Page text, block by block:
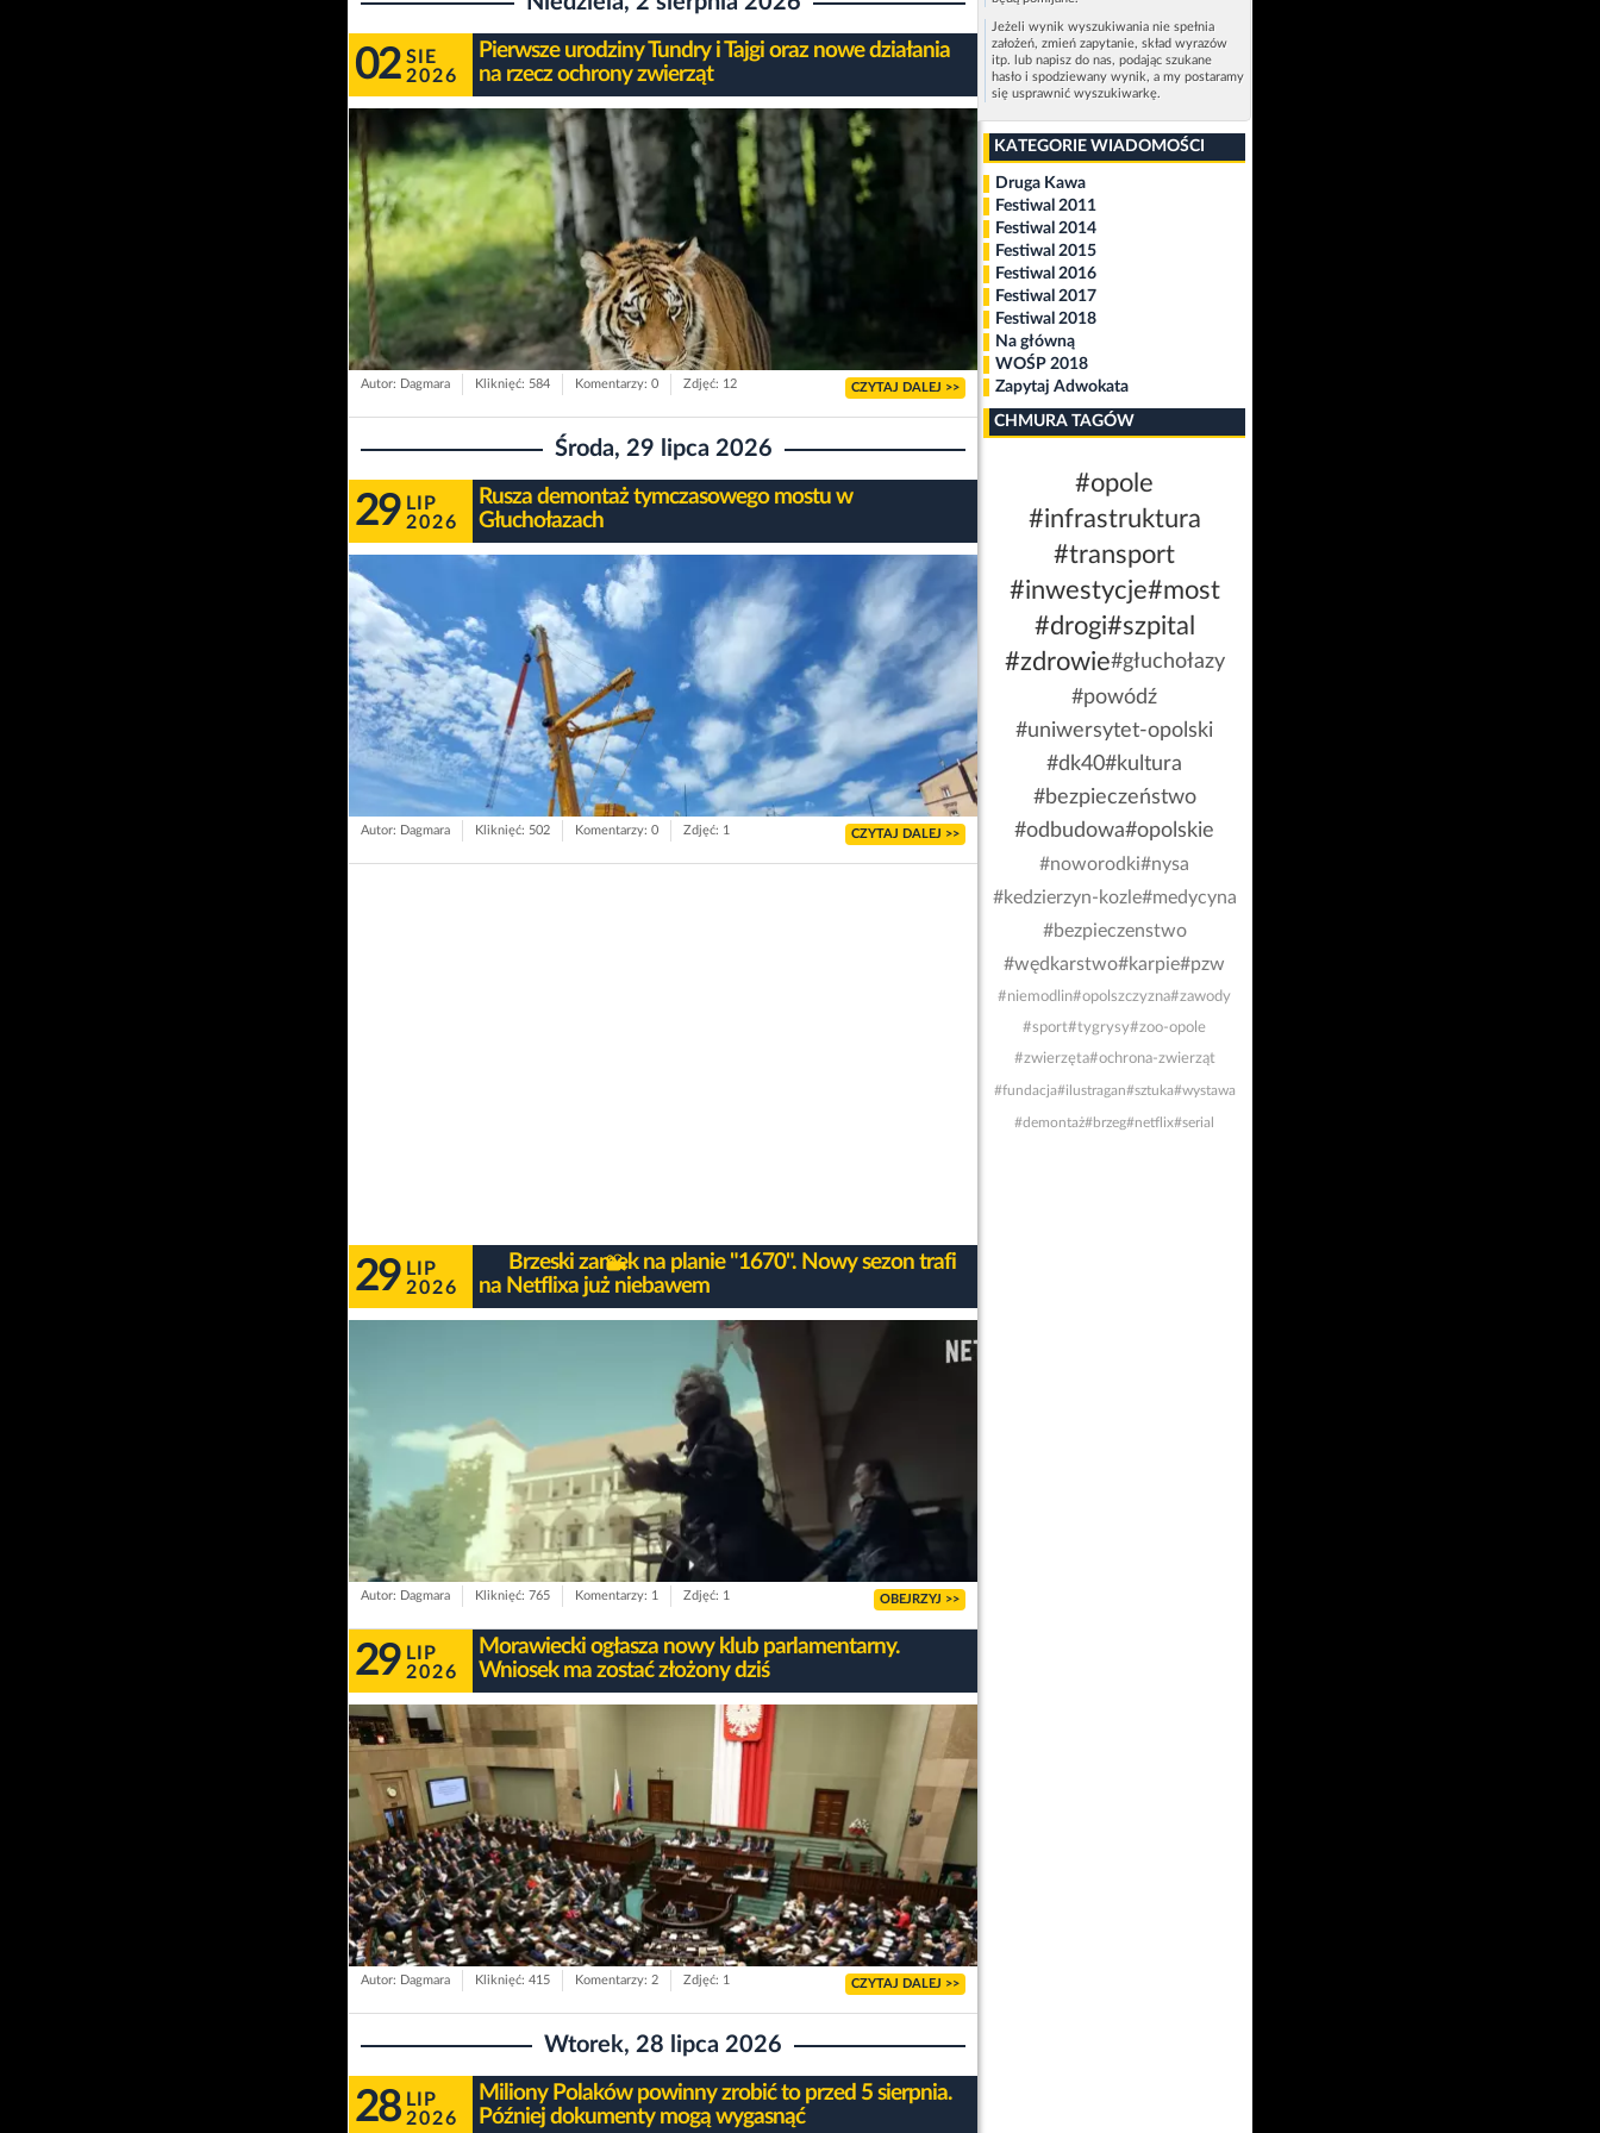
02 SIE
2026
Pierwsze urodziny Tundry i Tajgi oraz nowe działania
na rzecz ochrony zwierząt
Autor: Dagmara Kliknięć: 584 Komentarzy: 0 Zdjęć: 12 CZYTAJ DALEJ >>
Środa, 29 lipca 2026
29 LIP
2026
Rusza demontaż tymczasowego mostu w
Głuchołazach
Autor: Dagmara Kliknięć: 502 Komentarzy: 0 Zdjęć: 1 CZYTAJ DALEJ >>
29 LIP
2026
Brzeski zamek na planie "1670". Nowy sezon trafi
na Netflixa już niebawem
Autor: Dagmara Kliknięć: 765 Komentarzy: 1 Zdjęć: 1 OBEJRZYJ >>
29 LIP
2026
Morawiecki ogłasza nowy klub parlamentarny.
Wniosek ma zostać złożony dziś
Autor: Dagmara Kliknięć: 415 Komentarzy: 2 Zdjęć: 1 CZYTAJ DALEJ >>
Wtorek, 28 lipca 2026
28 LIP
2026
Miliony Polaków powinny zrobić to przed 5 sierpnia.
Później dokumenty mogą wygasnąć
Jeżeli wynik wyszukiwania nie spełnia
założeń, zmień zapytanie, skład wyrazów
itp. lub napisz do nas, podając szukane
hasło i spodziewany wynik, a my postaramy
się usprawnić wyszukiwarkę.
KATEGORIE WIADOMOŚCI
Druga Kawa
Festiwal 2011
Festiwal 2014
Festiwal 2015
Festiwal 2016
Festiwal 2017
Festiwal 2018
Na główną
WOŚP 2018
Zapytaj Adwokata
CHMURA TAGÓW
#opole
#infrastruktura
#transport
#inwestycje#most
#drogi#szpital
#zdrowie#głuchołazy
#powódź
#uniwersytet-opolski
#dk40#kultura
#bezpieczeństwo
#odbudowa#opolskie
#noworodki#nysa
#kedzierzyn-kozle#medycyna
#bezpieczenstwo
#wędkarstwo#karpie#pzw
#niemodlin#opolszczyzna#zawody
#sport#tygrysy#zoo-opole
#zwierzęta#ochrona-zwierząt
#fundacja#ilustragan#sztuka#wystawa
#demontaż#brzeg#netflix#serial